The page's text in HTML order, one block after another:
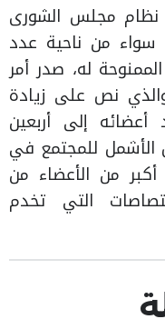
مجلس الشورى
سواء من ناحية عدد
له، صدر أمر
(12) لسنة 1996م، والذي نص على زيادة
إلى أربعين
الأشمل للمجتمع في
من الأعضاء من
التي تخدم